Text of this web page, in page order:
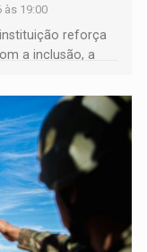
às 19:00
reforça
a inclusão, a